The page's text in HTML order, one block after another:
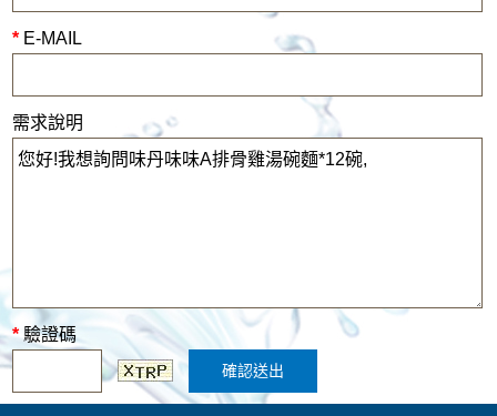
* E-MAIL
需求說明
* 驗證碼
確認送出